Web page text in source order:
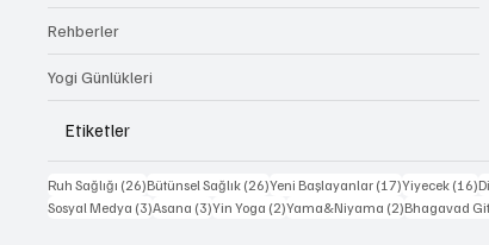
Rehberler
Yogi Günlükleri
Etiketler
Ruh Sağlığı (26)26 yazı
Bütünsel Sağlık (26)26 yazı
Yeni Başlayanlar (17)17 yazı
Yiyecek (16)
Sosyal Medya (3)3 yazı
Asana (3)3 yazı
Yin Yoga (2)2 yazı
Yama&Niyama (2)2 yazı
Bhagavad